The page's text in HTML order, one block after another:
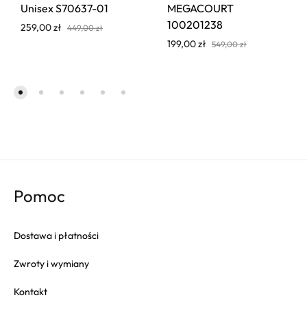
Unisex S70637-01
259,00zł 449,00zł
MEGACOURT
100201238
199,00zł 549,00zł
Pomoc
Dostawa i płatności
Zwroty i wymiany
Kontakt